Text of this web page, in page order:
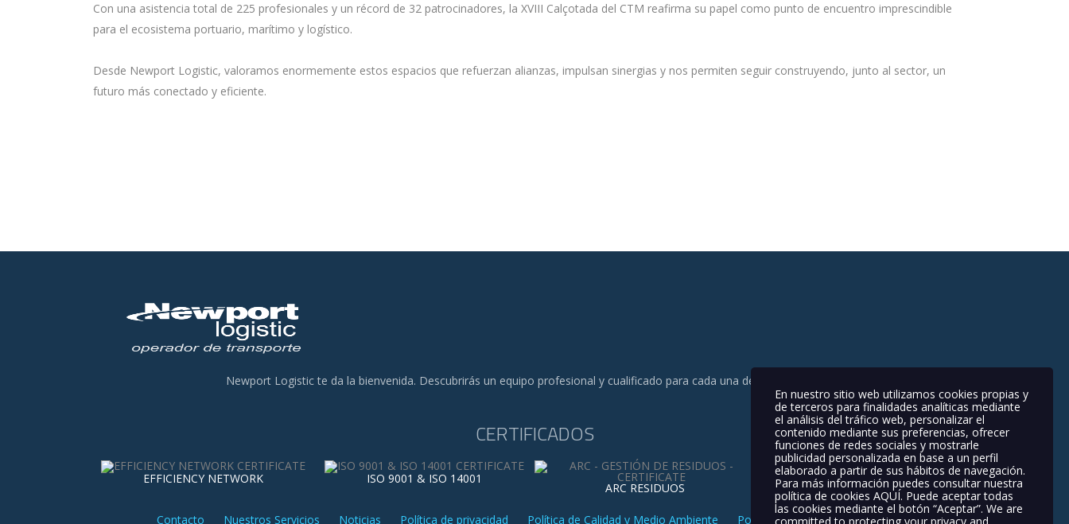
Con una asistencia total de 225 profesionales y un récord de 32 patrocinadores, la XVIII Calçotada del CTM reafirma su papel como punto de encuentro imprescindible
para el ecosistema portuario, marítimo y logístico.
Desde Newport Logistic, valoramos enormemente estos espacios que refuerzan alianzas, impulsan sinergias y nos permiten seguir construyendo, junto al sector, un
futuro más conectado y eficiente.
Newport Logistic te da la bienvenida. Descubrirás un equipo profesional y cualificado para cada una de tus necesidades.
CERTIFICADOS
EFFICIENCY NETWORK ISO 9001 & ISO 14001
ARC RESIDUOS
SANDACH
Contacto Nuestros Servicios Noticias Política de privacidad Política de Calidad y Medio Ambiente Política de Cookies Aviso Legal
En nuestro sitio web utilizamos cookies propias y
de terceros para finalidades analíticas mediante
el análisis del tráfico web, personalizar el
contenido mediante sus preferencias, ofrecer
funciones de redes sociales y mostrarle
publicidad personalizada en base a un perfil
elaborado a partir de sus hábitos de navegación.
Para más información puedes consultar nuestra
política de cookies AQUÍ. Puede aceptar todas
las cookies mediante el botón “Aceptar”. We are